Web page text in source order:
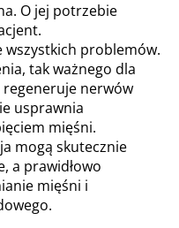
O jej potrzebie
wszystkich problemów.
tak ważnego dla
regeneruje nerwów
usprawnia
mięśni.
mogą skutecznie
a prawidłowo
mięśni i